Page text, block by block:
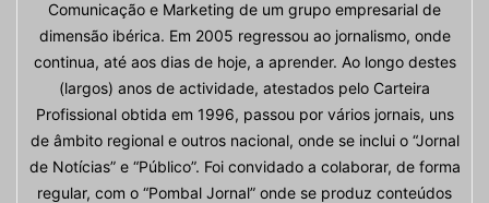
Comunicação e Marketing de um grupo empresarial de
dimensão ibérica. Em 2005 regressou ao jornalismo, onde
continua, até aos dias de hoje, a aprender. Ao longo destes
(largos) anos de actividade, atestados pelo Carteira
Profissional obtida em 1996, passou por vários jornais, uns
de âmbito regional e outros nacional, onde se inclui o “Jornal
de Notícias” e “Público”. Foi convidado a colaborar, de forma
regular, com o “Pombal Jornal” onde se produz conteúdos